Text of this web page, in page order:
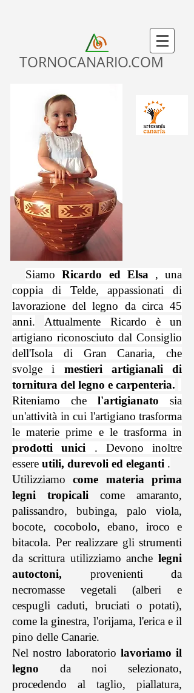
TORNOCANARIO.COM
SiamoRicardo ed Elsa , una
coppia di Telde, appassionati di
lavorazione del legno da circa 45
anni.
Attualmente Ricardo è un
artigiano riconosciuto dal Consiglio
dell'Isola di Gran Canaria, che
svolge i mestieri artigianali di
tornitura del legno e carpenteria.
Riteniamo che l'artigianato sia
un'attività in cui l'artigiano trasforma
le materie prime e le trasforma in
prodotti unici . Devono inoltre
essere utili, durevoli ed eleganti .
Utilizziamocome materia prima
legni
tropicali come amaranto,
palissandro, bubinga, palo viola,
bocote, cocobolo, ebano, iroco e
bitacola. Per realizzare gli strumenti
da scrittura utilizziamo anche legni
autoctoni, provenienti da
necromasse vegetali (alberi e
cespugli caduti, bruciati o potati),
come la ginestra, l'orijama, l'erica e il
pino delle Canarie.
Nel nostro laboratorio lavoriamo il
legno da noi selezionato,
procedendo al taglio, piallatura,